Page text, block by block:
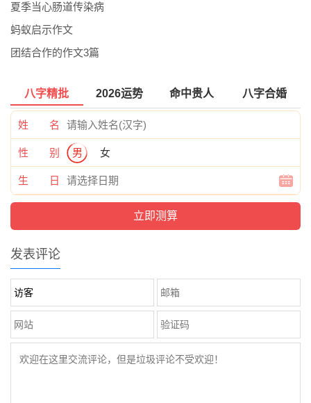
夏季当心肠道传染病
蚂蚁启示作文
团结合作的作文3篇
八字精批 2026运势 命中贵人 八字合婚
姓 名
性 别 男 女
生 日
发表评论